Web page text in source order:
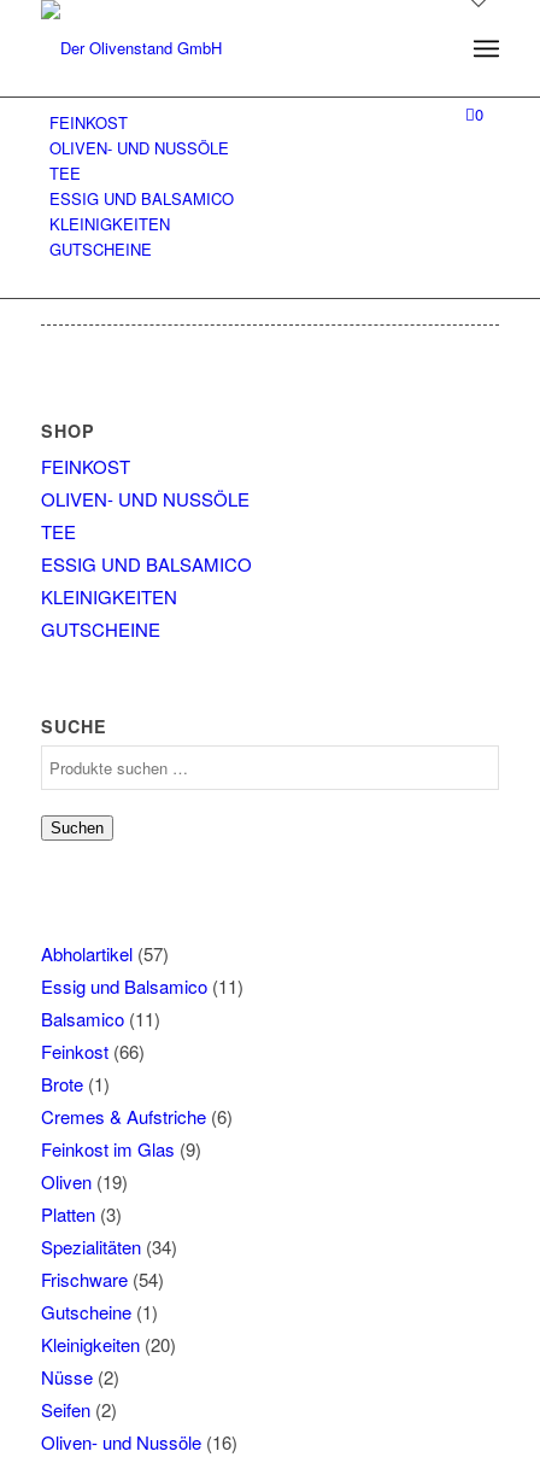
0
FEINKOST
OLIVEN- UND NUSSÖLE
TEE
ESSIG UND BALSAMICO
KLEINIGKEITEN
GUTSCHEINE
SHOP
FEINKOST
OLIVEN- UND NUSSÖLE
TEE
ESSIG UND BALSAMICO
KLEINIGKEITEN
GUTSCHEINE
SUCHE
Suchen
Abholartikel (57)
Essig und Balsamico (11)
Balsamico (11)
Feinkost (66)
Brote (1)
Cremes & Aufstriche (6)
Feinkost im Glas (9)
Oliven (19)
Platten (3)
Spezialitäten (34)
Frischware (54)
Gutscheine (1)
Kleinigkeiten (20)
Nüsse (2)
Seifen (2)
Oliven- und Nussöle (16)